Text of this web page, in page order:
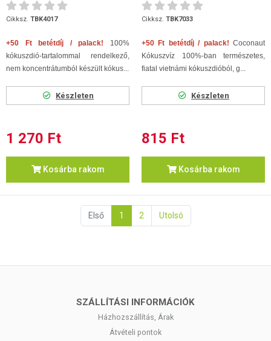
Cikksz. TBK4017
+50 Ft betétdíj / palack! 100%
kókuszdió-tartalommal rendelkező,
nem koncentrátumból készült kókus...
Készleten
1 270 Ft
Kosárba rakom
Cikksz. TBK7033
+50 Ft betétdíj / palack! Coconaut
Kókuszvíz 100%-ban természetes,
fiatal vietnámi kókuszdióból, g...
Készleten
815 Ft
Kosárba rakom
Első 1 2 Utolsó
SZÁLLÍTÁSI INFORMÁCIÓK
Házhozszállítás, Árak
Átvételi pontok